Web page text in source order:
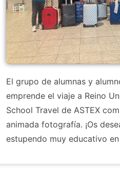
El grupo de alumnas y
emprende el viaje a Reino
School Travel de ASTEX
animada fotografía. ¡Os
estupendo muy educativo